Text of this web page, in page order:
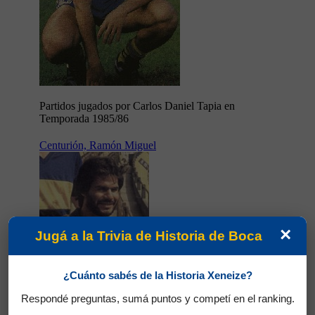
Partidos jugados por Carlos Daniel Tapia en
Temporada 1985/86
Centurión, Ramón Miguel
×
Jugá a la Trivia de Historia de Boca
¿Cuánto sabés de la Historia Xeneize?
Respondé preguntas, sumá puntos y competí en el ranking.